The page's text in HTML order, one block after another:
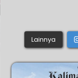
Lainnya